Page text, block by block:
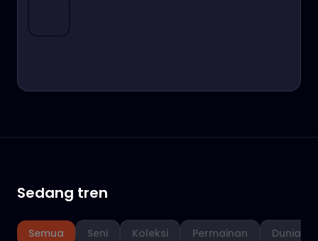
Sedang tren
Semua Seni Koleksi Permainan Dunia